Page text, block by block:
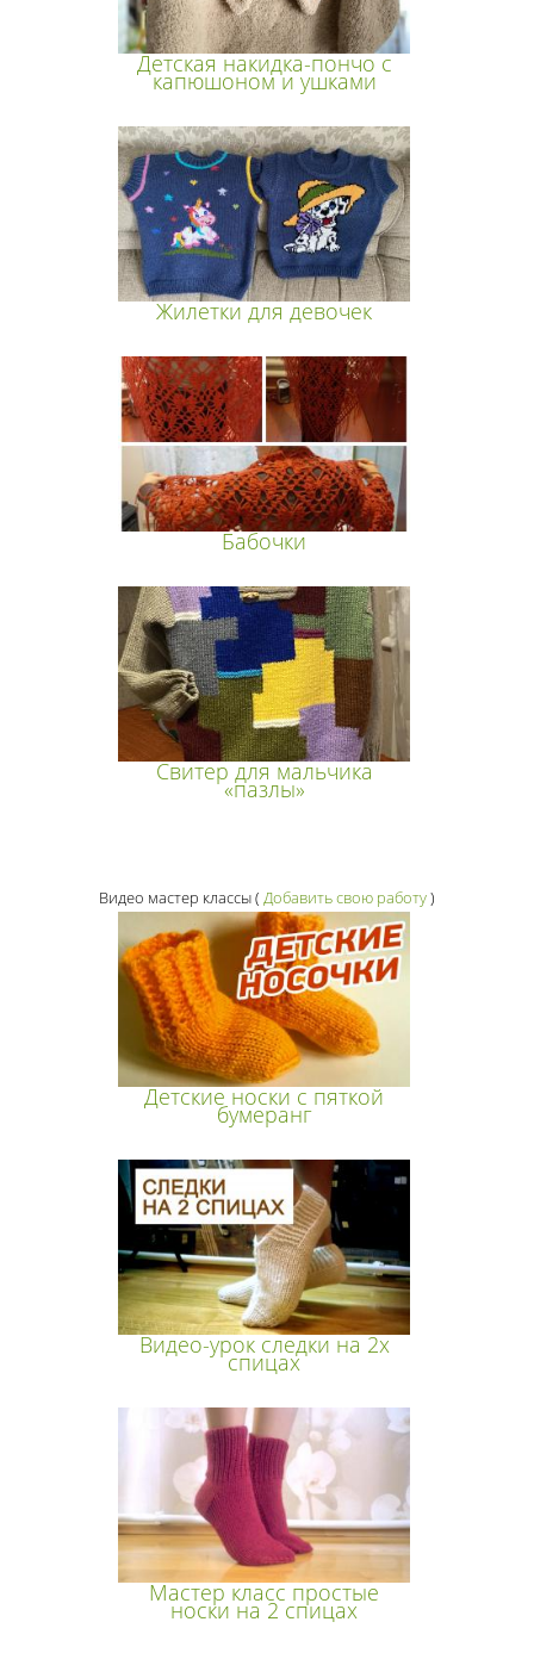
Детская накидка-пончо с
капюшоном и ушками
Жилетки для девочек
Бабочки
Свитер для мальчика
«пазлы»
Видео мастер классы( Добавить свою работу)
Детские носки с пяткой
бумеранг
Видео-урок следки на 2х
спицах
Мастер класс простые
носки на 2 спицах